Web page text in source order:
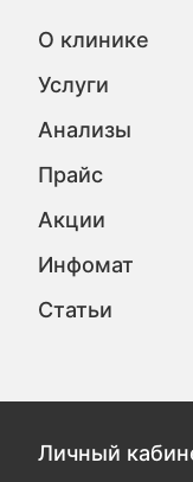
О клинике
Услуги
Анализы
Прайс
Акции
Инфомат
Статьи
Личный